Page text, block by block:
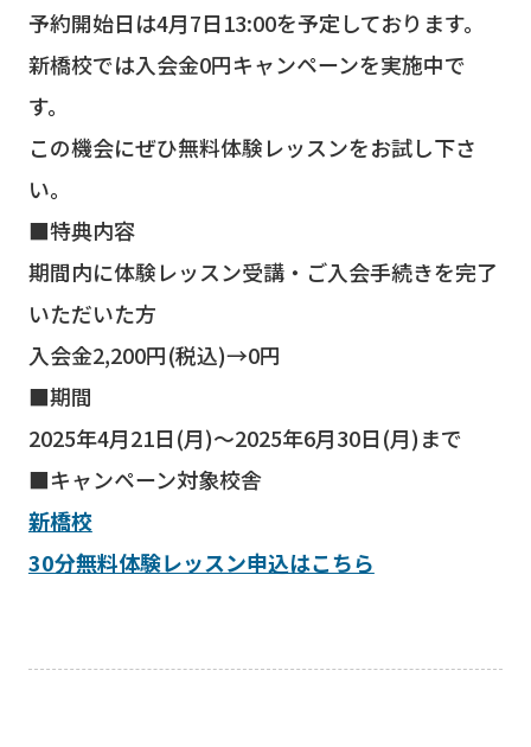
予約開始日は4月7日13:00を予定しております。
新橋校では入会金0円キャンペーンを実施中で
す。
この機会にぜひ無料体験レッスンをお試し下さ
い。
■特典内容
期間内に体験レッスン受講・ご入会手続きを完了
いただいた方
入会金2,200円(税込)→0円
■期間
2025年4月21日(月)～2025年6月30日(月)まで
■キャンペーン対象校舎
新橋校
30分無料体験レッスン申込はこちら